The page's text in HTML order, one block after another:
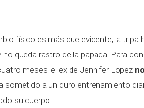
físico es más que evidente, la tripa
queda rastro de la papada. Para
meses, el ex de Jennifer Lopez
sometido a un duro entrenamiento
su cuerpo.